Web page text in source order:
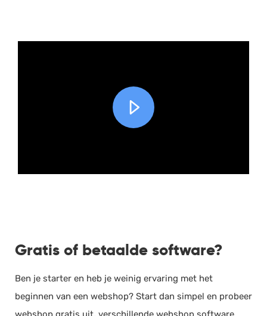
Gratis of betaalde software?
Ben je starter en heb je weinig ervaring met het
beginnen van een webshop? Start dan simpel en probeer